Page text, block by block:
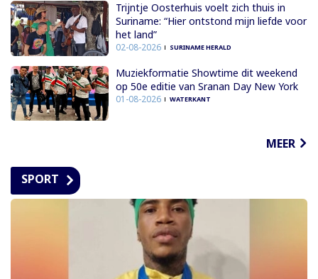
Trijntje Oosterhuis voelt zich thuis in
Suriname: “Hier ontstond mijn liefde voor
het land”
02-08-2026 SURINAME HERALD
Muziekformatie Showtime dit weekend
op 50e editie van Sranan Day New York
01-08-2026 WATERKANT
MEER
SPORT